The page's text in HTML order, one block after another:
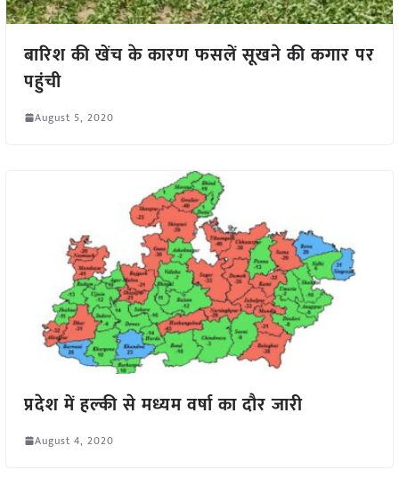
बारिश की खेंच के कारण फसलें सूखने की कगार पर
पहुंची
August 5, 2020
प्रदेश में हल्की से मध्यम वर्षा का दौर जारी
August 4, 2020